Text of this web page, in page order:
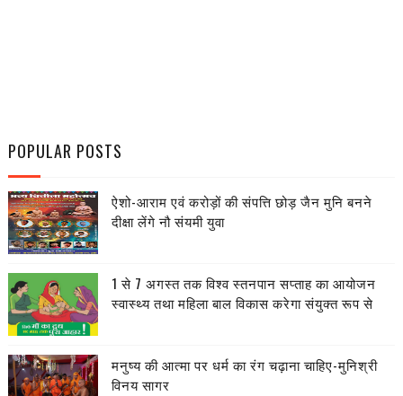
POPULAR POSTS
ऐशो-आराम एवं करोड़ों की संपत्ति छोड़ जैन मुनि बनने
दीक्षा लेंगे नौ संयमी युवा
1 से 7 अगस्त तक विश्व स्तनपान सप्ताह का आयोजन
स्वास्थ्य तथा महिला बाल विकास करेगा संयुक्त रूप से
मनुष्य की आत्मा पर धर्म का रंग चढ़ाना चाहिए-मुनिश्री
विनय सागर